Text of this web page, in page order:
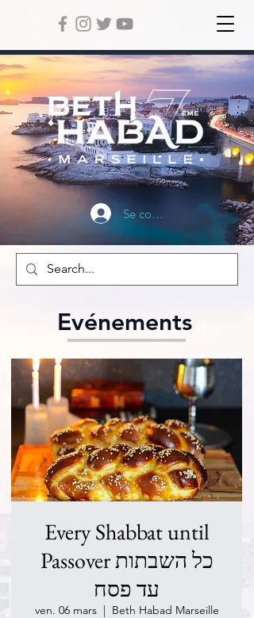
Se connecter
Evénements
Every Shabbat until
Passover כל השבתות
עד פסח
ven. 06 mars
  |
Beth Habad Marseille